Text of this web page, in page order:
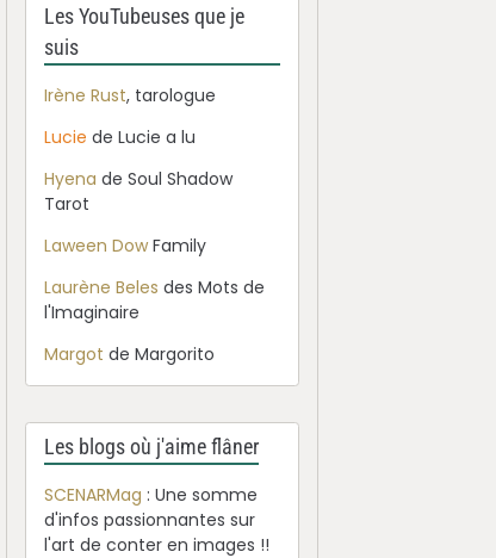
Les YouTubeuses que je
suis
Irène Rust, tarologue
Luciede Lucie a lu
Hyena de Soul Shadow
Tarot
Laween DowFamily
Laurène Beles des Mots de
l'Imaginaire
Margot de Margorito
Les blogs où j'aime flâner
SCENARMag : Une somme
d'infos passionnantes sur
l'art de conter en images !!